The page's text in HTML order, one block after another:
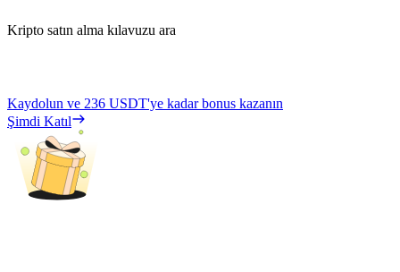
Kripto satın alma kılavuzu ara
Kaydolun ve 236 USDT'ye kadar bonus kazanın
Şimdi Katıl